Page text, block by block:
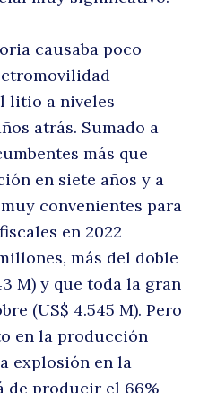
causaba poco
litio a niveles
atrás. Sumado a
más que
en siete años y a
convenientes para
en 2022
más del doble
M) y que toda la gran
(US$ 4.545 M). Pero
en la producción
explosión en la
de producir el 66%